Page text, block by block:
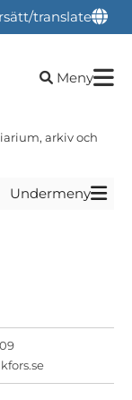
translate
Öppna
Meny
arkiv och
Undermeny